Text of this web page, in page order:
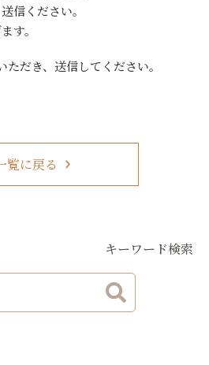
信ください。
す。
だき、送信してください。
覧に戻る
キーワード検索